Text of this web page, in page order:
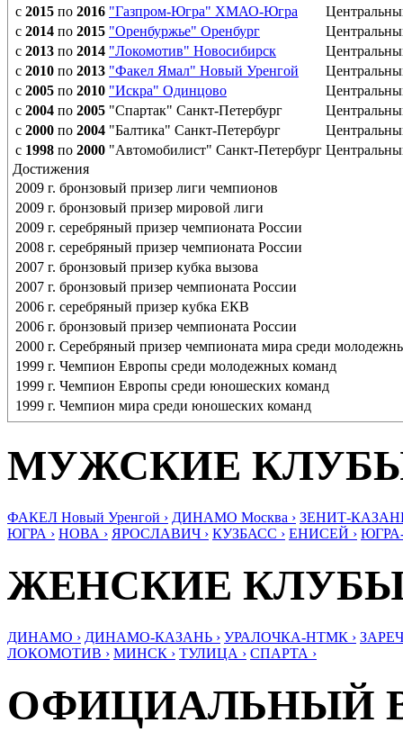
с 2015 по 2016 "Газпром-Югра" ХМАО-Югра
с 2014 по 2015 "Оренбуржье" Оренбург
с 2013 по 2014 "Локомотив" Новосибирск
с 2010 по 2013 "Факел Ямал" Новый Уренгой
с 2005 по 2010 "Искра" Одинцово
с 2004 по 2005 "Спартак" Санкт-Петербург
с 2000 по 2004 "Балтика" Санкт-Петербург
с 1998 по 2000 "Автомобилист" Санкт-Петербург
Достижения
2009 г. бронзовый призер лиги чемпионов
2009 г. бронзовый призер мировой лиги
2009 г. серебряный призер чемпионата России
2008 г. серебряный призер чемпионата России
2007 г. бронзовый призер кубка вызова
2007 г. бронзовый призер чемпионата России
2006 г. серебряный призер кубка ЕКВ
2006 г. бронзовый призер чемпионата России
2000 г. Серебряный призер чемпионата мира среди
1999 г. Чемпион Европы среди молодежных команд
1999 г. Чемпион Европы среди юношеских команд
1999 г. Чемпион мира среди юношеских команд
МУЖСКИЕ
ФАКЕЛ Новый Уренгой › ДИНАМО Москва › ЗЕНИТ-
ЮГРА › НОВА › ЯРОСЛАВИЧ › КУЗБАСС › ЕНИСЕЙ ›
ЖЕНСКИЕ
ДИНАМО › ДИНАМО-КАЗАНЬ › УРАЛОЧКА-НТМК ›
ЛОКОМОТИВ › МИНСК › ТУЛИЦА › СПАРТА ›
ОФИЦИАЛЬНЫЙ